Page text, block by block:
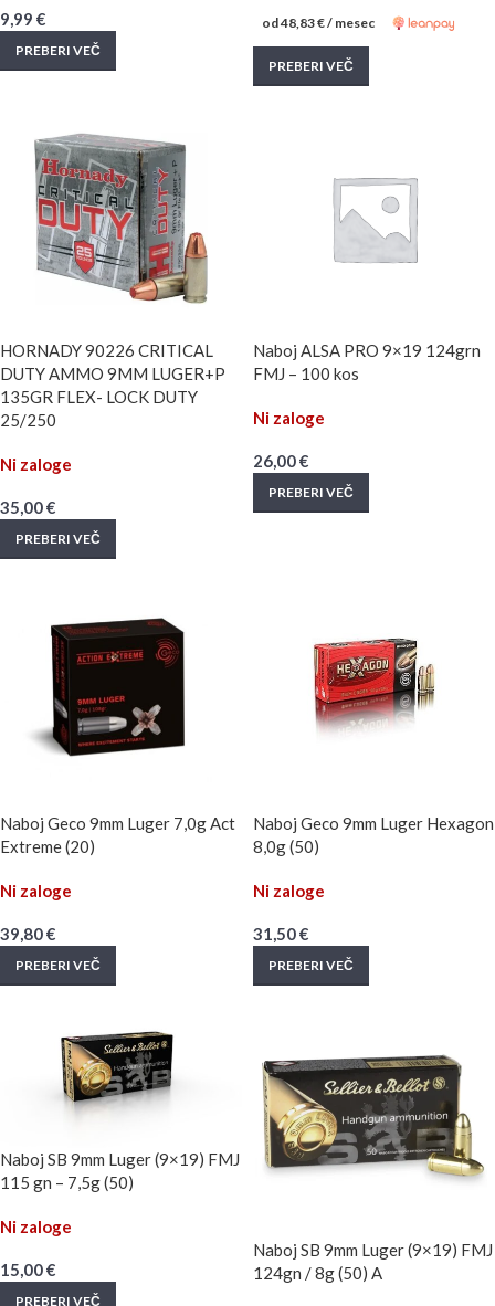
9,99 €
PREBERI VEČ
od48,83€/ mesec
PREBERI VEČ
HORNADY 90226 CRITICAL
DUTY AMMO 9MM LUGER+P
135GR FLEX- LOCK DUTY
25/250
Ni zaloge
35,00€
PREBERI VEČ
Naboj ALSA PRO 9×19 124grn
FMJ – 100 kos
Ni zaloge
26,00€
PREBERI VEČ
Naboj Geco 9mm Luger 7,0g Act
Extreme (20)
Ni zaloge
39,80€
PREBERI VEČ
Naboj Geco 9mm Luger Hexagon
8,0g (50)
Ni zaloge
31,50€
PREBERI VEČ
Naboj SB 9mm Luger (9×19) FMJ
115 gn – 7,5g (50)
Ni zaloge
15,00€
PREBERI VEČ
Naboj SB 9mm Luger (9×19) FMJ
124gn / 8g (50) A